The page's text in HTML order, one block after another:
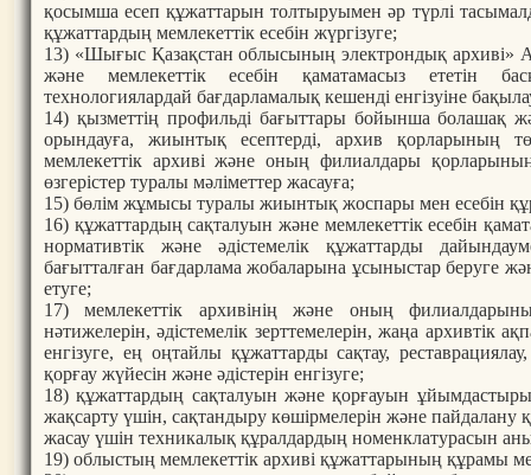
қосымша есеп құжаттарын толтыруымен әр түрлі
құжаттардың мемлекеттік есебін жүргізуге;
13) «Шығыс Қазақстан облысының электрондық архиві»
және мемлекеттік есебін қаматамасыз ететін
технологиялардай бағдарламалық кешенді енгізуіне
14) қызметтің профильді бағыттары бойынша болашақ
орындауға, жиынтық есептерді, архив қорларының
мемлекеттік архиві және оның филиалдары
өзгерістер туралы мәліметтер жасауға;
15) бөлім жұмысы туралы жиынтық жоспары мен есебін
16) құжаттардың сақталуын және мемлекеттік есебін
нормативтік және әдістемелік құжаттарды
бағытталған бағдарлама жобаларына ұсыныстар беруге
етуге;
17) мемлекеттік архивінің және оның
нәтижелерін, әдістемелік зерттемелерін, жаңа архивтік
енгізуге, ең оңтайлы құжаттарды сақтау,
қорғау жүйесін және әдістерін енгізуге;
18) құжаттардың сақталуын және қорғауын
жақсарту үшін, сақтандыру көшірмелерін және
жасау үшін техникалық құралдардың номенклатурасын
19) облыстың мемлекеттік архиві құжаттарының құрамы